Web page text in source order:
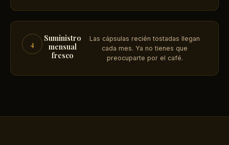
4
Suministro
mensual
fresco
Las cápsulas recién tostadas llegan
cada mes. Ya no tienes que
preocuparte por el café.